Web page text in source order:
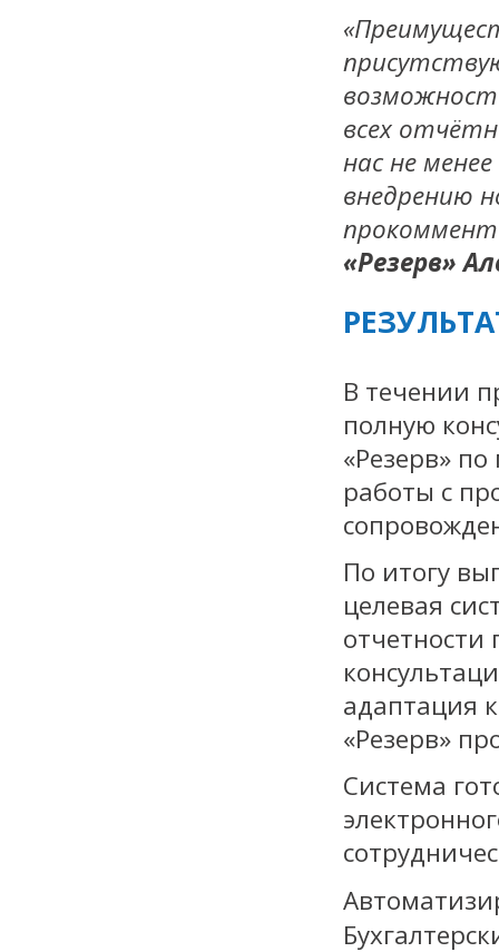
всех
нас не
внедрению
«Резерв»
В течении
полную
«Резерв»
работы с
По итогу
целевая
отчетности
адаптация
«Резерв»
Система